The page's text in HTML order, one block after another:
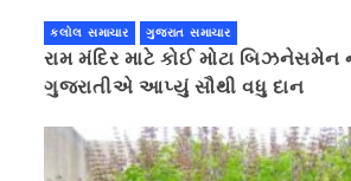
કલોલ સમાચાર ગુજરાત સમાચાર
રામ મંદિર માટે કોઈ મોટા
ગુજરાતીએ આપ્યું સૌથી વધુ દાન